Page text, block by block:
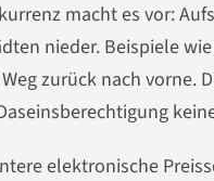
macht es vor:
nieder. Beispiele
zurück nach vorne.
elektronische